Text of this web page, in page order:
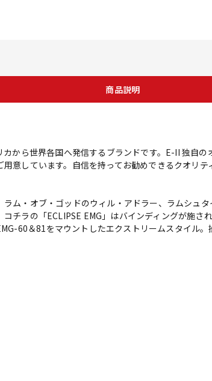
商品説明
から世界各国へ発信するブランドです。E-II 独自
意しています。自信を持ってお勧めできるクオリ
ム・オブ・ゴッドのウィル・アドラー、ラムシュ
チラの「ECLIPSE EMG」はバインディングが施さ
60＆81をマウントしたエクストリームスタイル